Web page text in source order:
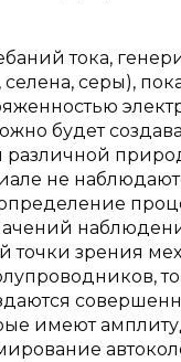
тока,
серы),
будет
различной
не
точки зрения
имеют